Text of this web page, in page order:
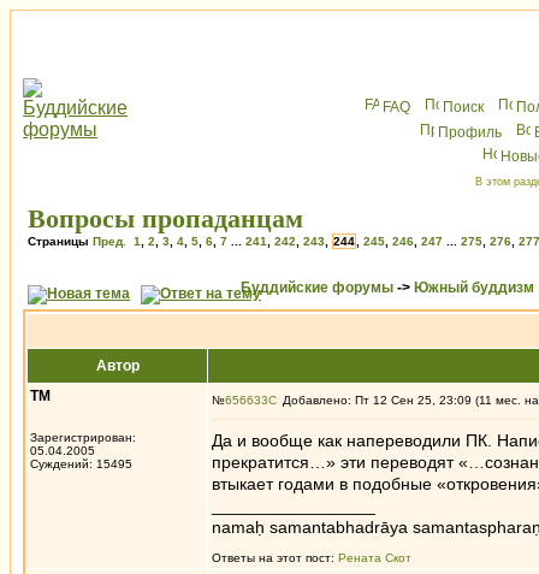
FAQ Поиск
Профиль
В этом
Вопросы пропаданцам
Страницы Пред. 1 2 3 4 5 6 7 241 242 243 244 245 246 247 275 276 277
Буддийские форумы -> Южный буддизм
Автор
ТМ
Зарегистрирован:
05.04.2005
Суждений: 15495
№656633 Добавлено: Пт 12 Сен 25, 23:09 (11 мес.
Да и вообще как напереводили ПК.
прекратится…» эти переводят
втыкает годами в подобные
namaḥ samantabhadrāya
Ответы на этот пост: Рената Скот